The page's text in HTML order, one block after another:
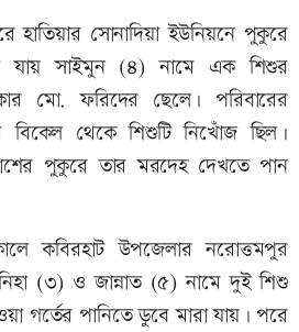
সোনাদিয়া ইউনিয়নে পুকুরে
যায় সাইমুন (৪) নামে এক শিশুর
মো. ফরিদের ছেলে। পরিবারের
বিকেল থেকে শিশুটি নিখোঁজ ছিল।
পুকুরে তার মরদেহ দেখতে পান
কবিরহাট উপজেলার নরোত্তমপুর
(৩) ও জান্নাত (৫) নামে দুই শিশু
গর্তের পানিতে ডুবে মারা যায়। পরে